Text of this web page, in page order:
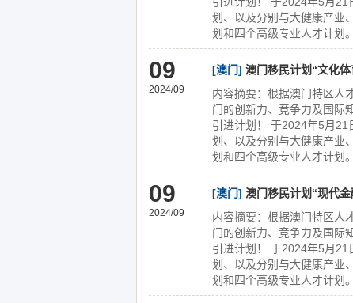
划、以及分别与大健康产业
划和四个高级专业人才计划
09
2024/09
[澳门] 澳门移民计划“文化
内容摘要：根据澳门特区人
门的创新力、竞争力及国际
引进计划！ 于2024年5月
划、以及分别与大健康产业
划和四个高级专业人才计划
09
2024/09
[澳门] 澳门移民计划“现代
内容摘要：根据澳门特区人
门的创新力、竞争力及国际
引进计划！ 于2024年5月
划、以及分别与大健康产业
划和四个高级专业人才计划